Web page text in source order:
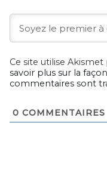
Ce site utilise
savoir plus sur la
commentaires sont
0 COMMENTAIRES